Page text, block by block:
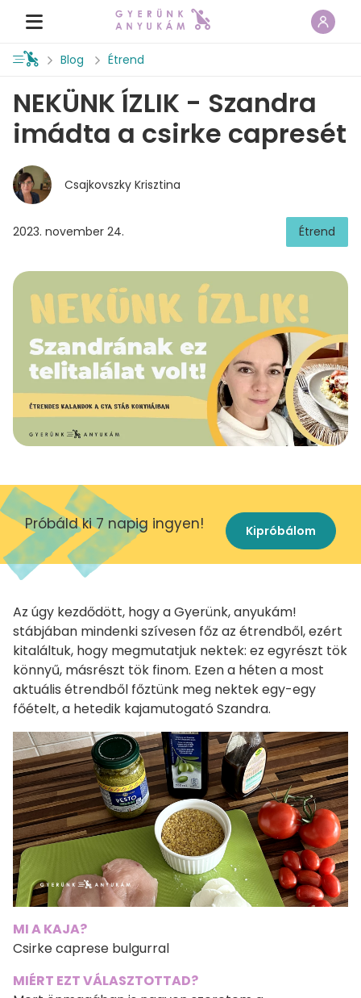
Blog Étrend
NEKÜNK ÍZLIK - Szandra
imádta a csirke capresét
Csajkovszky Krisztina
2023. november 24. Étrend
Próbáld ki 7 napig ingyen! Kipróbálom
Az úgy kezdődött, hogy a Gyerünk, anyukám!
stábjában mindenki szívesen főz az étrendből, ezért
kitaláltuk, hogy megmutatjuk nektek: ez egyrészt tök
könnyű, másrészt tök finom. Ezen a héten a most
aktuális étrendből főztünk meg nektek egy-egy
főételt, a hetedik kajamutogató Szandra.
MI A KAJA?
Csirke caprese bulgurral
MIÉRT EZT VÁLASZTOTTAD?